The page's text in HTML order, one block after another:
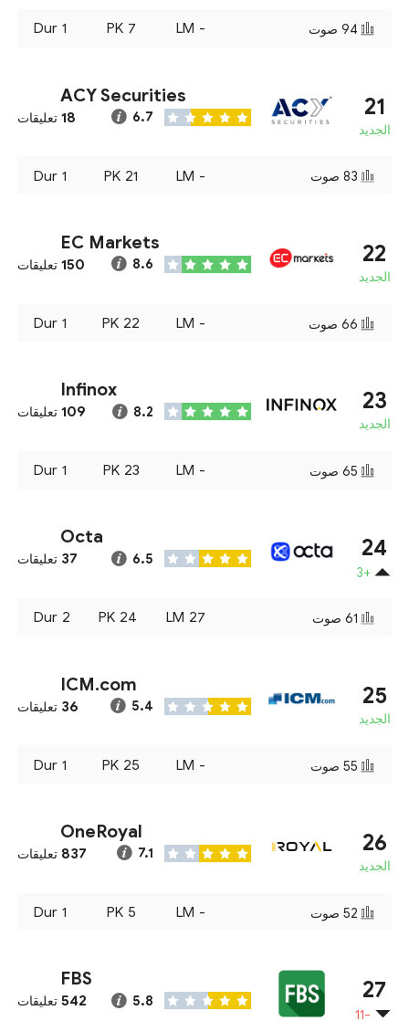
94 صوت -
LM
7
PK
1
Dur
21
الجديد
ACY Securities
6.7
18 تعليقات
83 صوت -
LM
21
PK
1
Dur
22
الجديد
EC Markets
8.6
150 تعليقات
66 صوت -
LM
22
PK
1
Dur
23
الجديد
Infinox
8.2
109 تعليقات
65 صوت -
LM
23
PK
1
Dur
24
+3
Octa
6.5
37 تعليقات
61 صوت 27
LM
24
PK
2
Dur
25
الجديد
ICM.com
5.4
36 تعليقات
55 صوت -
LM
25
PK
1
Dur
26
الجديد
OneRoyal
7.1
837 تعليقات
52 صوت -
LM
5
PK
1
Dur
27
-11
FBS
5.8
542 تعليقات